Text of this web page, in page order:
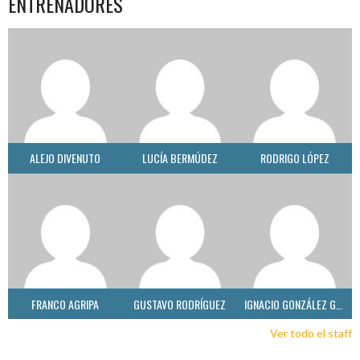
ALEJO DIVENUTO LUCÍA BERMÚDEZ RODRIGO LÓPEZ
FRANCO AGRIPA GUSTAVO RODRÍGUEZ
Ver todo el staff